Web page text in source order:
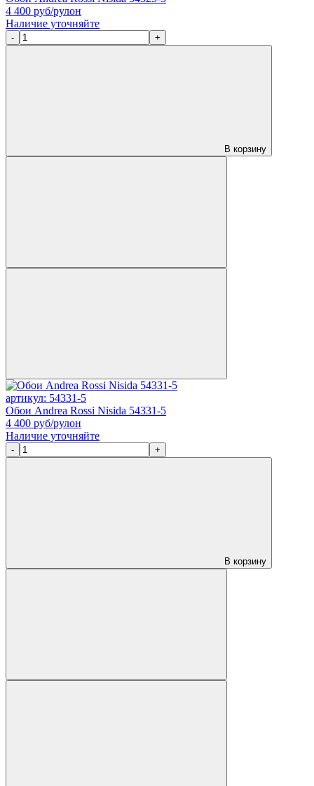
4 400 руб/рулон
Наличие уточняйте
- +
В корзину
артикул: 54331-5
Обои Andrea Rossi Nisida 54331-5
4 400 руб/рулон
Наличие уточняйте
- +
В корзину